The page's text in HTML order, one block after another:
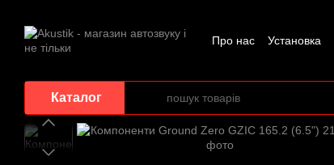
Про нас Установка
Каталог